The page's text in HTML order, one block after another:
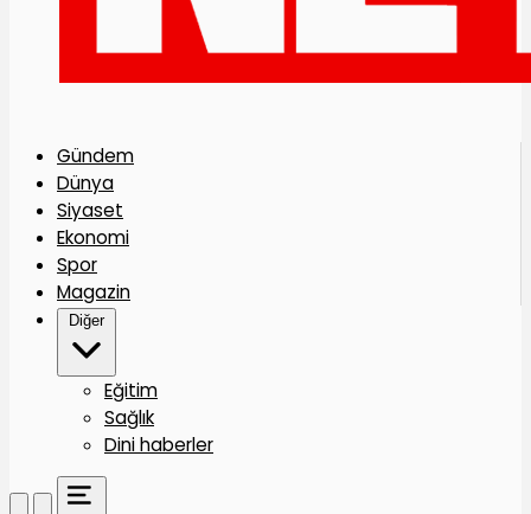
Gündem
Dünya
Siyaset
Ekonomi
Spor
Magazin
Diğer
Eğitim
Sağlık
Dini haberler